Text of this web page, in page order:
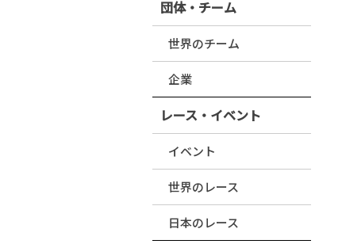
団体・チーム
世界のチーム
企業
レース・イベント
イベント
世界のレース
日本のレース